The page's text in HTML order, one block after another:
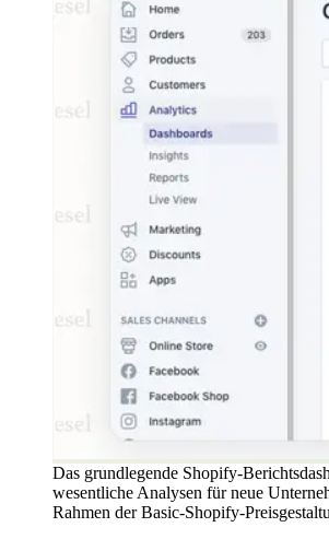
Das grundlegende Shopify-
wesentliche Analysen für neue
Rahmen der Basic-Shopify-